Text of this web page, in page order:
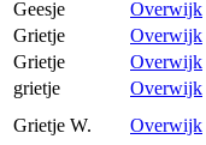
Geesje
Overwijk
Grietje
Overwijk
Grietje
Overwijk
grietje
Overwijk
Grietje W.
Overwijk